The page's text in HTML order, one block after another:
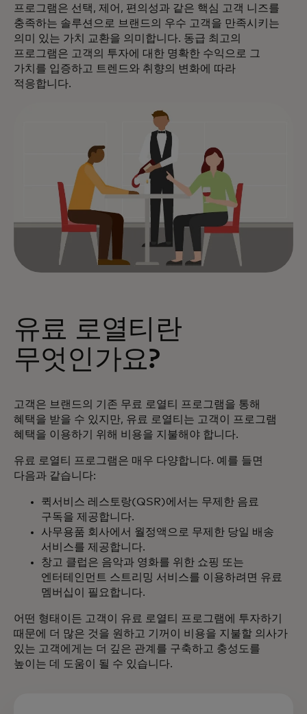
프로그램은 선택, 제어, 편의성과 같은 핵심 고객 니즈를
충족하는 솔루션으로 브랜드의 우수 고객을 만족시키는
의미 있는 가치 교환을 의미합니다. 동급 최고의
프로그램은 고객의 투자에 대한 명확한 수익으로 그
가치를 입증하고 트렌드와 취향의 변화에 따라
적응합니다.
유료 로열티란
무엇인가요?
고객은 브랜드의 기존 무료 로열티 프로그램을 통해
혜택을 받을 수 있지만, 유료 로열티는 고객이 프로그램
혜택을 이용하기 위해 비용을 지불해야 합니다.
유료 로열티 프로그램은 매우 다양합니다. 예를 들면
다음과 같습니다:
퀵서비스 레스토랑(QSR)에서는 무제한 음료
구독을 제공합니다.
사무용품 회사에서 월정액으로 무제한 당일 배송
서비스를 제공합니다.
창고 클럽은 음악과 영화를 위한 쇼핑 또는
엔터테인먼트 스트리밍 서비스를 이용하려면 유료
멤버십이 필요합니다.
어떤 형태이든 고객이 유료 로열티 프로그램에 투자하기
때문에 더 많은 것을 원하고 기꺼이 비용을 지불할 의사가
있는 고객에게는 더 깊은 관계를 구축하고 충성도를
높이는 데 도움이 될 수 있습니다.